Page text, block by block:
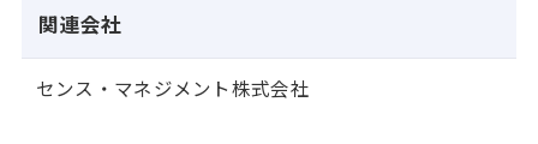
関連会社
センス・マネジメント株式会社